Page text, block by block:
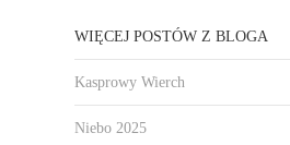
WIĘCEJ POSTÓW Z BLOGA
Kasprowy Wierch
Niebo 2025